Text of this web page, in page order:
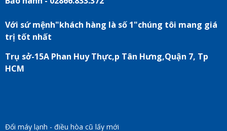
Với sứ mệnh"khách hàng là số 1"chúng tôi mang giá
trị tốt nhất
Trụ sở-15A Phan Huy Thực,p Tân Hưng,Quận 7, Tp
HCM
Đổi máy lạnh - điều hòa cũ lấy mới